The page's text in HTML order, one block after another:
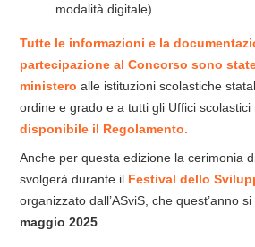
modalità digitale).
Tutte le informazioni e la
partecipazione al Concorso sono
ministero alle istituzioni scolastiche
ordine e grado e a tutti gli Uffici scolastici
disponibile il Regolamento.
Anche per questa edizione la cerimonia
svolgerà durante il Festival dello
organizzato dall’ASviS, che quest’anno
maggio 2025